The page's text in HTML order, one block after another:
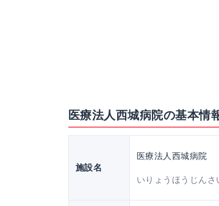
医療法人西城病院の基本情
施設名
医療法人西城病院
いりょうほうじんさ